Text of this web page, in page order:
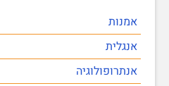
אמנות
אנגלית
אנתרופולוגיה